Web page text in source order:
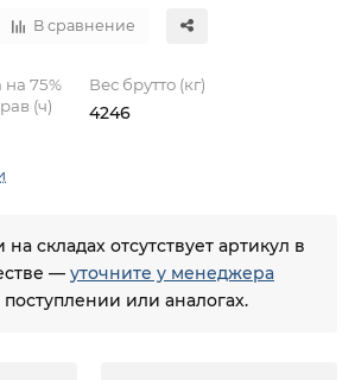
В сравнение
75%
(ч)
Вес брутто (кг)
4246
складах отсутствует артикул в
— уточните у менеджера
или аналогах.